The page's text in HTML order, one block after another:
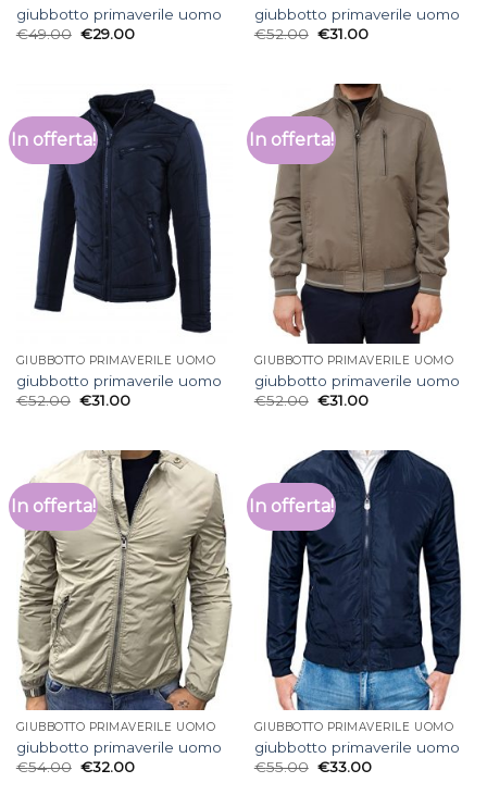
giubbotto primaverile uomo
€49.00 €29.00
giubbotto primaverile uomo
€52.00 €31.00
In offerta!
GIUBBOTTO PRIMAVERILE UOMO
giubbotto primaverile uomo
€52.00 €31.00
In offerta!
GIUBBOTTO PRIMAVERILE UOMO
giubbotto primaverile uomo
€52.00 €31.00
In offerta!
GIUBBOTTO PRIMAVERILE UOMO
giubbotto primaverile uomo
€54.00 €32.00
In offerta!
GIUBBOTTO PRIMAVERILE UOMO
giubbotto primaverile uomo
€55.00 €33.00